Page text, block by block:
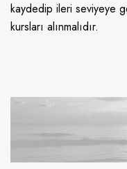
kaydedip ileri seviyeye
kursları alınmalıdır.